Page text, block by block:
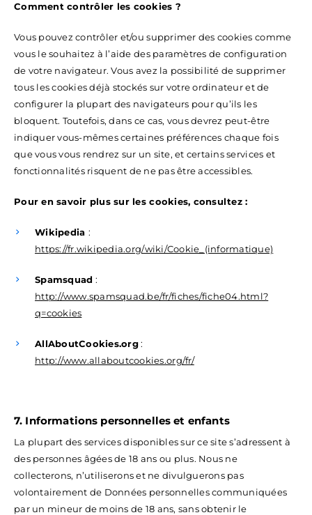
Comment contrôler les cookies ?
Vous pouvez contrôler et/ou supprimer des cookies comme
vous le souhaitez à l’aide des paramètres de configuration
de votre navigateur. Vous avez la possibilité de supprimer
tous les cookies déjà stockés sur votre ordinateur et de
configurer la plupart des navigateurs pour qu’ils les
bloquent. Toutefois, dans ce cas, vous devrez peut-être
indiquer vous-mêmes certaines préférences chaque fois
que vous vous rendrez sur un site, et certains services et
fonctionnalités risquent de ne pas être accessibles.
Pour en savoir plus sur les cookies, consultez :
Wikipedia :
https://fr.wikipedia.org/wiki/Cookie_(informatique)
Spamsquad :
http://www.spamsquad.be/fr/fiches/fiche04.html?
q=cookies
AllAboutCookies.org:
http://www.allaboutcookies.org/fr/
7. Informations personnelles et enfants
La plupart des services disponibles sur ce site s’adressent à
des personnes âgées de 18 ans ou plus. Nous ne
collecterons, n’utiliserons et ne divulguerons pas
volontairement de Données personnelles communiquées
par un mineur de moins de 18 ans, sans obtenir le